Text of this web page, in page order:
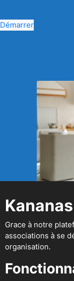
Démarrer
Kananas
Grace à notre
associations à se
organisation.